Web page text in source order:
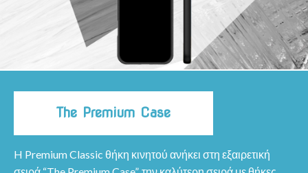
The Premium Case
H Premium Classic θήκη κινητού ανήκει στη εξαιρετική